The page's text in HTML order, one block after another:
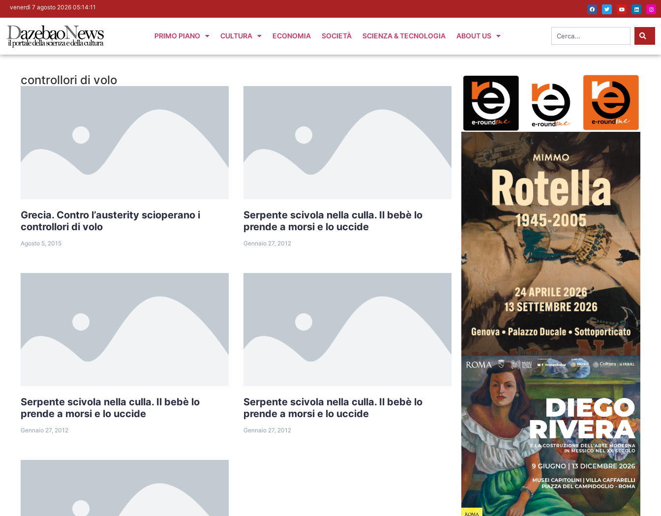
venerdì 7 agosto 2026 05:14:12
PRIMO PIANO CULTURA ECONOMIA SOCIETÀ SCIENZA & TECNOLOGIA ABOUT US
controllori di volo
Grecia. Contro l’austerity scioperano i
controllori di volo
Agosto 5, 2015
Serpente scivola nella culla. Il bebè lo
prende a morsi e lo uccide
Gennaio 27, 2012
Serpente scivola nella culla. Il bebè lo
prende a morsi e lo uccide
Gennaio 27, 2012
Serpente scivola nella culla. Il bebè lo
prende a morsi e lo uccide
Gennaio 27, 2012